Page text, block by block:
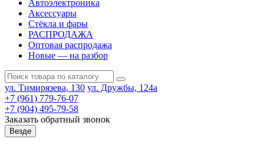
Автоэлектроника
Аксессуары
Стёкла и фары
РАСПРОДАЖА
Оптовая распродажа
Новые — на разбор
ул. Тимирязева, 130 ул. Дружбы, 124а
+7 (961) 779-76-07
+7 (904) 495-79-58
Заказать обратный звонок
Везде